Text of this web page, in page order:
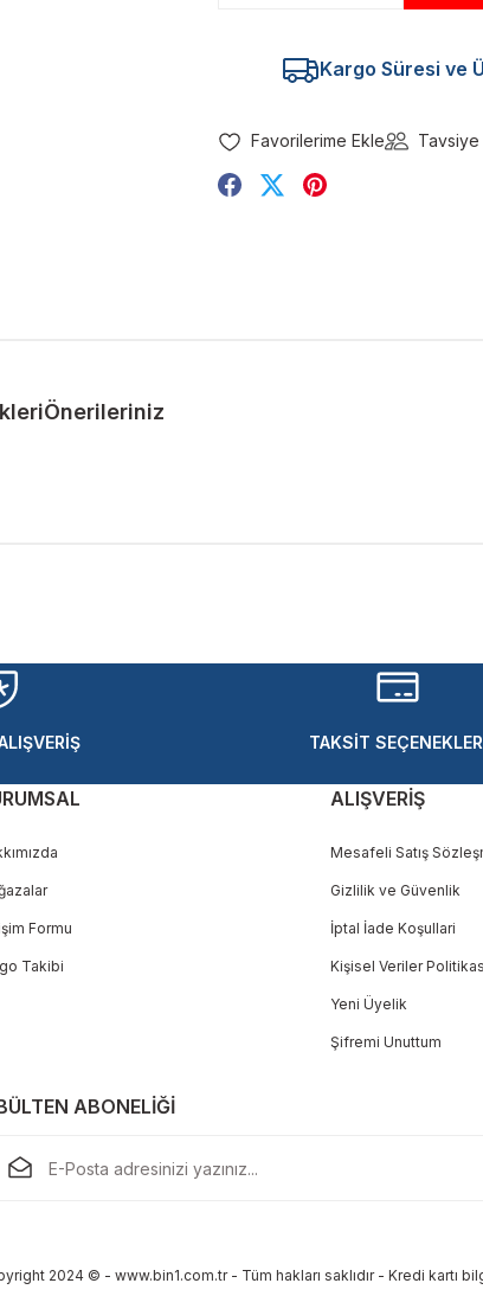
Kargo Süresi ve
Tavsiye
Önerileriniz
Yorum Yaz
TAKSİT
Formu
Takibi
ALIŞVERİŞ
Mesafeli Satış
Gizlilik ve Güvenlik
İptal İade Koşullari
Kişisel Veriler
Yeni Üyelik
Şifremi Unuttum
ABONELİĞİ
2024 © - www.bin1.com.tr - Tüm hakları saklıdır - Kredi kartı